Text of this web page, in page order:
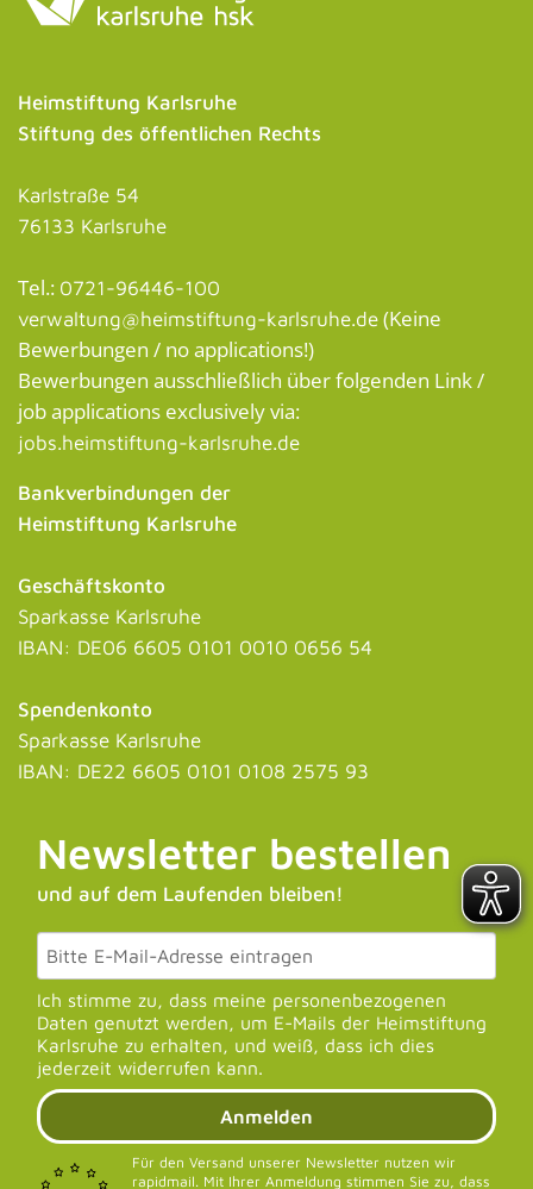
Heimstiftung Karlsruhe
Stiftung des öffentlichen Rechts
Karlstraße 54
76133 Karlsruhe
Tel.: 0721-96446-100
verwaltung@heimstiftung-karlsruhe.de (Keine
Bewerbungen / no applications!)
Bewerbungen ausschließlich über folgenden Link /
job applications exclusively via:
jobs.heimstiftung-karlsruhe.de
Bankverbindungen der
Heimstiftung Karlsruhe
Geschäftskonto
Sparkasse Karlsruhe
IBAN: DE06 6605 0101 0010 0656 54
Spendenkonto
Sparkasse Karlsruhe
IBAN: DE22 6605 0101 0108 2575 93
Newsletter bestellen
und auf dem Laufenden bleiben!
Ich stimme zu, dass meine personenbezogenen
Daten genutzt werden, um E-Mails der Heimstiftung
Karlsruhe zu erhalten, und weiß, dass ich dies
jederzeit widerrufen kann.
Anmelden
Für den Versand unserer Newsletter nutzen wir
rapidmail. Mit Ihrer Anmeldung stimmen Sie zu, dass